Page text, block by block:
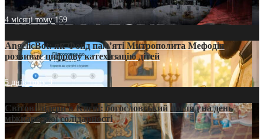
4 місяці тому159
AngelicBot: як Фонд пам’яті Митрополита Мефодія
розвиває цифрову катехизацію дітей
5 днів тому9
Світові лідери в Києві: богословський погляд на день
міжнародної солідарності